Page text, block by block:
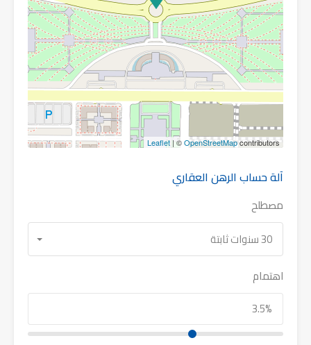
Leaflet | ©OpenStreetMapcontributors
آلة حساب الرهن العقاري
مصطلح
30 سنوات ثابتة
اهتمام